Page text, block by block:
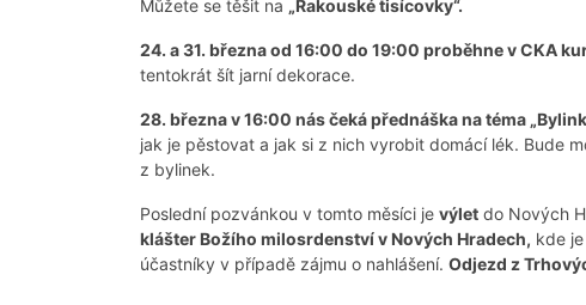
Můžete se těšit na „Rakouské tisícovky“.
24. a 31. března od 16:00 do 19:00 proběhne v CKA
tentokrát šít jarní dekorace.
28. března v 16:00 nás čeká přednáška na téma
jak je pěstovat a jak si z nich vyrobit domácí lék. Bude
z bylinek.
Poslední pozvánkou v tomto měsíci je výlet do Nových
klášter Božího milosrdenství v Nových Hradech, kde
účastníky v případě zájmu o nahlášení. Odjezd z